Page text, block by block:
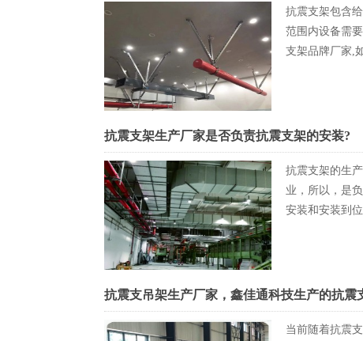
抗震支架包含
范围内设备需
支架品牌厂家,
抗震支架生产厂家是否负责抗震支架的安装?
抗震支架的生
业，所以，是
安装和安装到
抗震支吊架生产厂家，鑫佳通科技生产的抗震
当前随着抗震